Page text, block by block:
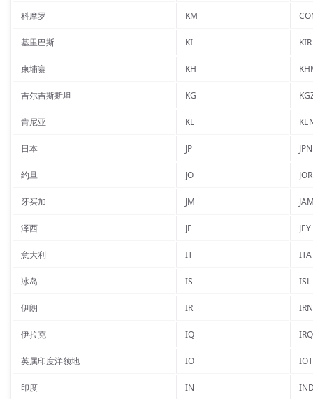
科摩罗 KM
基里巴斯 KI KIR
柬埔寨 KH
吉尔吉斯斯坦 KG
肯尼亚 KE
日本 JP JPN
约旦 JO JOR
牙买加 JM
泽西 JE JEY
意大利 IT ITA
冰岛 IS ISL
伊朗 IR IRN
伊拉克 IQ IRQ
英属印度洋领地 IO IOT
印度 IN